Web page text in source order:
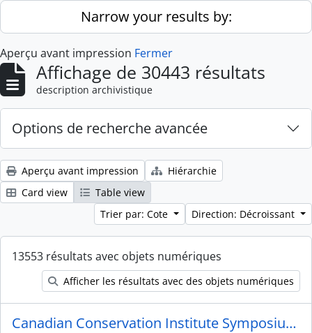
Skip to main contentNarrow your results by:
Aperçu avant impression Fermer
Affichage de 30443 résultats
description archivistique
Options de recherche avancée
Aperçu avant impression
Hiérarchie
Card view
Table view
Trier par: Cote
Direction: Décroissant
13553 résultats avec objets numériques
Afficher les résultats avec des objets numériques
Canadian Conservation Institute Symposium 1986